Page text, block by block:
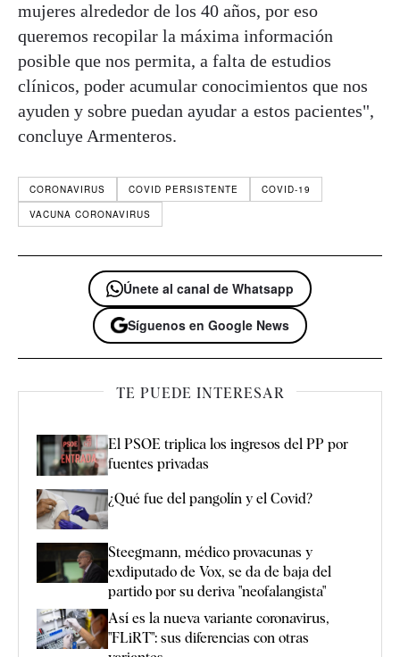
mujeres alrededor de los 40 años, por eso
queremos recopilar la máxima información
posible que nos permita, a falta de estudios
clínicos, poder acumular conocimientos que nos
ayuden y sobre puedan ayudar a estos pacientes",
concluye Armenteros.
CORONAVIRUS COVID PERSISTENTE
COVID-19
VACUNA CORONAVIRUS
Únete al canal de Whatsapp
Síguenos en Google News
TE PUEDE INTERESAR
El PSOE triplica los ingresos del PP por
fuentes privadas
¿Qué fue del pangolín y el Covid?
Steegmann, médico provacunas y
exdiputado de Vox, se da de baja del
partido por su deriva "neofalangista"
Así es la nueva variante coronavirus,
"FLiRT": sus diferencias con otras